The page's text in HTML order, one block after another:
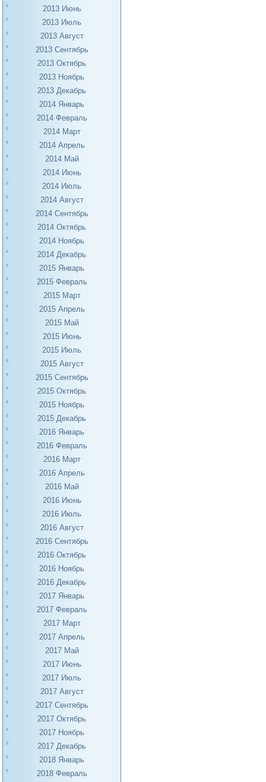
2013 Июнь
2013 Июль
2013 Август
2013 Сентябрь
2013 Октябрь
2013 Ноябрь
2013 Декабрь
2014 Январь
2014 Февраль
2014 Март
2014 Апрель
2014 Май
2014 Июнь
2014 Июль
2014 Август
2014 Сентябрь
2014 Октябрь
2014 Ноябрь
2014 Декабрь
2015 Январь
2015 Февраль
2015 Март
2015 Апрель
2015 Май
2015 Июнь
2015 Июль
2015 Август
2015 Сентябрь
2015 Октябрь
2015 Ноябрь
2015 Декабрь
2016 Январь
2016 Февраль
2016 Март
2016 Апрель
2016 Май
2016 Июнь
2016 Июль
2016 Август
2016 Сентябрь
2016 Октябрь
2016 Ноябрь
2016 Декабрь
2017 Январь
2017 Февраль
2017 Март
2017 Апрель
2017 Май
2017 Июнь
2017 Июль
2017 Август
2017 Сентябрь
2017 Октябрь
2017 Ноябрь
2017 Декабрь
2018 Январь
2018 Февраль